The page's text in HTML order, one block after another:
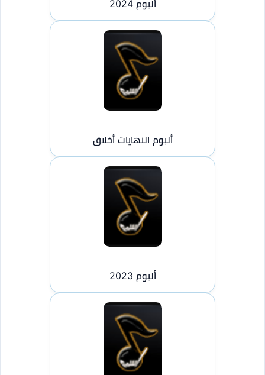
ألبوم 2024
ألبوم النهايات أخلاق
ألبوم 2023